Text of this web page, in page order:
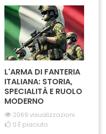
L'ARMA DI FANTERIA
ITALIANA: STORIA,
SPECIALITÀ E RUOLO
MODERNO
2069 visualizzazioni
0 È piaciuto